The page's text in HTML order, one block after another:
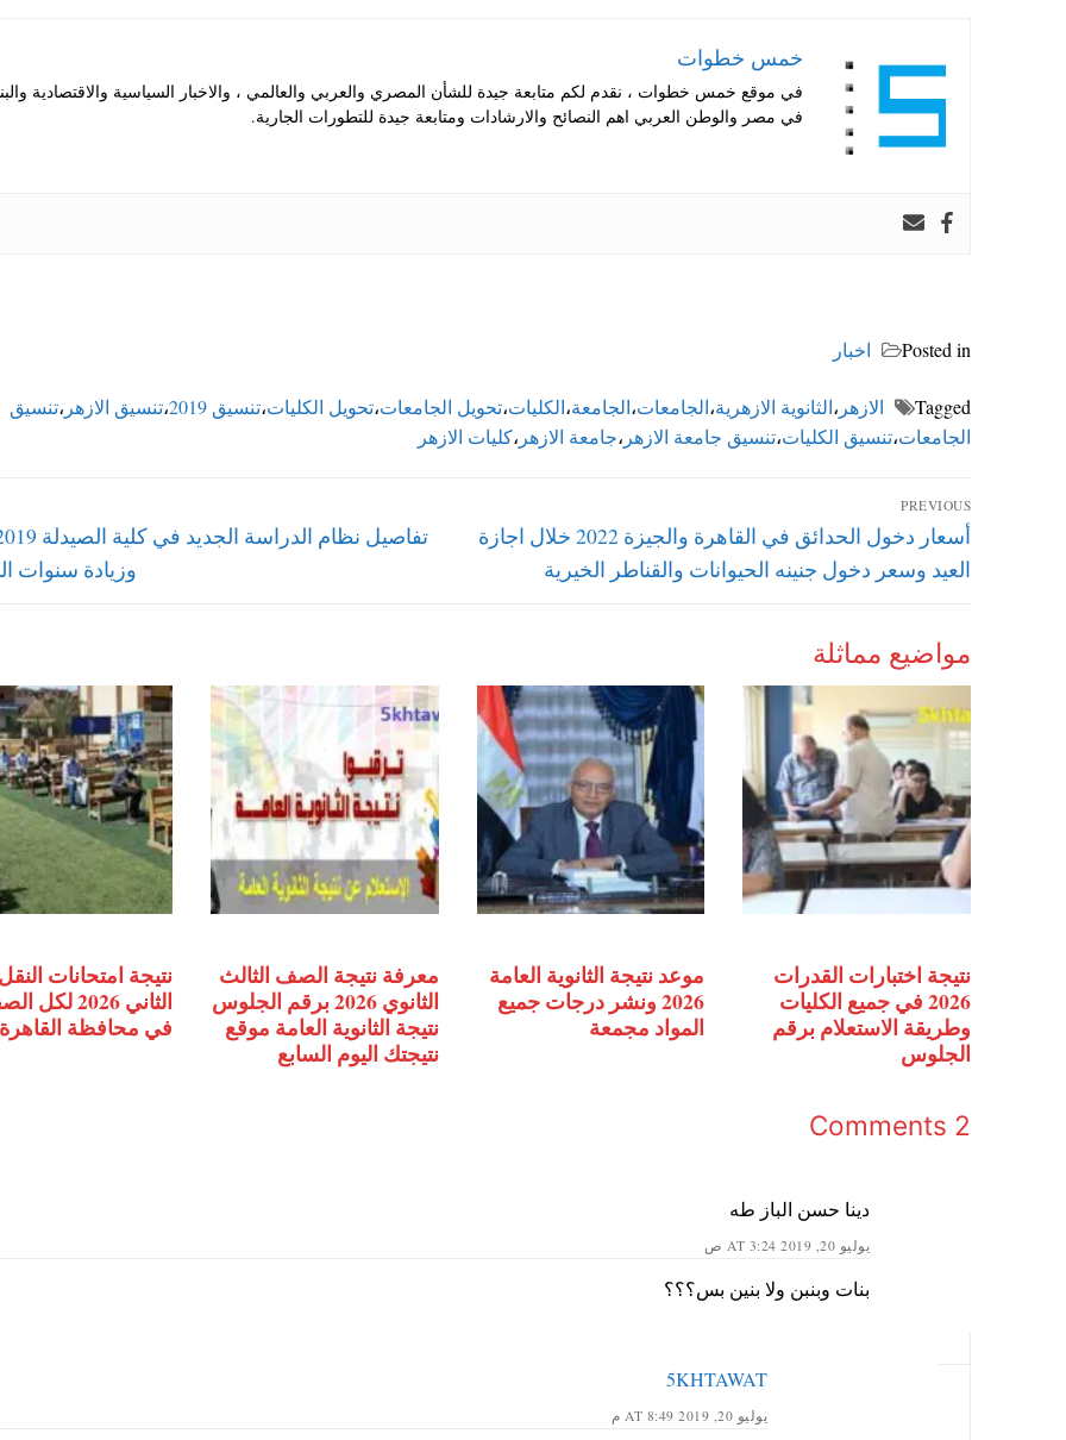
خمس خطوات
في موقع خمس خطوات ، نقدم لكم متابعة جيدة للشأن المصري والعربي والعالمي ، والاخبار السياسية والاقتصادية
في مصر والوطن العربي اهم النصائح والارشادات ومتابعة جيدة للتطورات الجارية.
Posted in اخبار
Tagged الازهر ،الثانوية الازهرية،الجامعات،الجامعة،الكليات،تحويل الجامعات،تحويل الكليات،تنسيق 2019 ،تنسيق الازهر ،تنسيق
الجامعات،تنسيق الكليات،تنسيق جامعة الازهر ،جامعة الازهر ،كليات الازهر
تصفّح
المقالات
PREVIOUS
Previous
post:
أسعار دخول الحدائق في القاهرة والجيزة 2022 خلال اجازة
العيد وسعر دخول جنينه الحيوانات والقناطر الخيرية
Next
وزيادة سنوات
مواضيع مماثلة
نتيجة اختبارات القدرات
2026 في جميع الكليات
وطريقة الاستعلام برقم
الجلوس
موعد نتيجة الثانوية العامة
2026 ونشر درجات جميع
المواد مجمعة
معرفة نتيجة الصف الثالث
الثانوي 2026 برقم الجلوس
نتيجة الثانوية العامة موقع
نتيجتك اليوم السابع
نتيجة امتحانات
الثاني 2026
في محافظة
2 Comments
دينا حسن الباز طه
يوليو 20, 2019 AT 3:24 ص
بنات وبنبن ولا بنين بس؟؟؟
5KHTAWAT
يوليو 20, 2019 AT 8:49 م